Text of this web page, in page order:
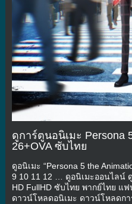
ดูการ์ตูนอนิเมะ Persona
26+OVA ซับไทย
ดูอนิเมะ “Persona 5 the
9 10 11 12 … ดูอนิเมะออนไลน์
HD FullHD ซับไทย พากย์ไทย
ดาวน์โหลดอนิเมะ ดาวน์โหลดก